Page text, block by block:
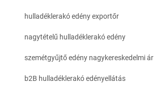
hulladéklerakó edény exportőr
nagytételű hulladéklerakó edény
szemétgyűjtő edény nagykereskedelmi ár
b2B hulladéklerakó edényellátás